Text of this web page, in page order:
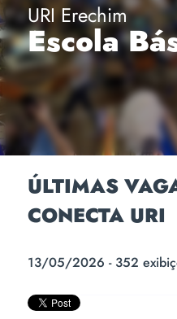
URI Erechim
Escola
ÚLTIMAS
CONECTA URI
13/05/2026 - 352